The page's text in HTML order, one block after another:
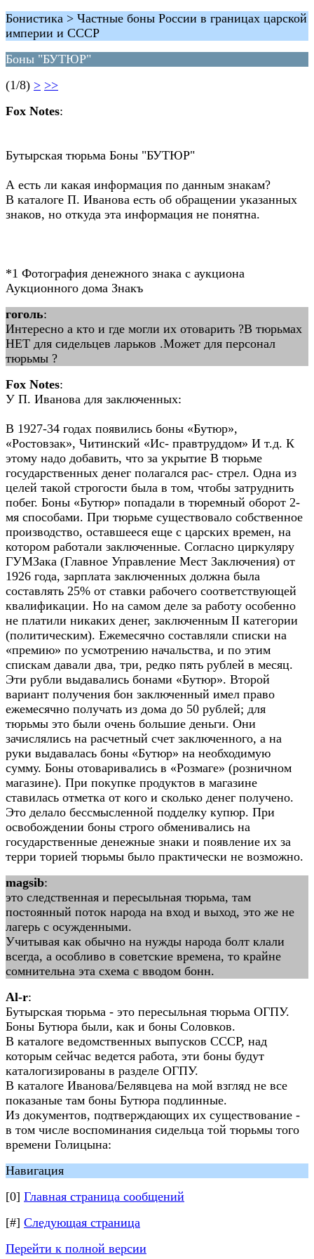
Бонистика > Частные боны России в границах царской
империи и СССР
Боны "БУТЮР"
(1/8) > >>
Fox Notes:
Бутырская тюрьма Боны "БУТЮР"
А есть ли какая информация по данным знакам?
В каталоге П. Иванова есть об обращении указанных
знаков, но откуда эта информация не понятна.
*1 Фотография денежного знака с аукциона
Аукционного дома Знакъ
гоголь:
Интересно а кто и где могли их отоварить ?В тюрьмах
НЕТ для сидельцев ларьков .Может для персонал
тюрьмы ?
Fox Notes:
У П. Иванова для заключенных:
В 1927-34 годах появились боны «Бутюр»,
«Ростовзак», Читинский «Ис- правтруддом» И т.д. К
этому надо добавить, что за укрытие B тюрьме
государственных денег полагался рас- стрел. Одна из
целей такой строгости была в том, чтобы затруднить
побег. Боны «Бутюр» попадали в тюремный оборот 2-
мя способами. При тюрьме существовало собственное
производство, оставшееся еще с царских времен, на
котором работали заключенные. Согласно циркуляру
ГУМЗака (Главное Управление Мест Заключения) от
1926 года, зарплата заключенных должна была
составлять 25% от ставки рабочего соответствующей
квалификации. Но на самом деле за работу особенно
не платили никаких денег, заключенным II категории
(политическим). Ежемесячно составляли списки на
«премию» по усмотрению начальства, и по этим
спискам давали два, три, редко пять рублей в месяц.
Эти рубли выдавались бонами «Бутюр». Второй
вариант получения бон заключенный имел право
ежемесячно получать из дома до 50 рублей; для
тюрьмы это были очень большие деньги. Они
зачислялись на расчетный счет заключенного, а на
руки выдавалась боны «Бутюр» на необходимую
сумму. Боны отоваривались в «Розмаге» (розничном
магазине). При покупке продуктов в магазине
ставилась отметка от кого и сколько денег получено.
Это делало бессмысленной подделку купюр. При
освобождении боны строго обменивались на
государственные денежные знаки и появление их за
терри торией тюрьмы было практически не возможно.
magsib:
это следственная и пересыльная тюрьма, там
постоянный поток народа на вход и выход, это же не
лагерь с осужденными.
Учитывая как обычно на нужды народа болт клали
всегда, а особливо в советские времена, то крайне
сомнительна эта схема с вводом бонн.
Al-r:
Бутырская тюрьма - это пересыльная тюрьма ОГПУ.
Боны Бутюра были, как и боны Соловков.
В каталоге ведомственных выпусков СССР, над
которым сейчас ведется работа, эти боны будут
каталогизированы в разделе ОГПУ.
В каталоге Иванова/Белявцева на мой взгляд не все
показаные там боны Бутюра подлинные.
Из документов, подтверждающих их существование -
в том числе воспоминания сидельца той тюрьмы того
времени Голицына:
Навигация
[0] Главная страница сообщений
[#] Следующая страница
Перейти к полной версии